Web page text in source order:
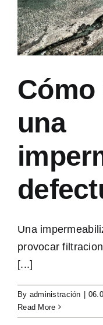
una
Una
provocar
[...]
By administración |
Read More